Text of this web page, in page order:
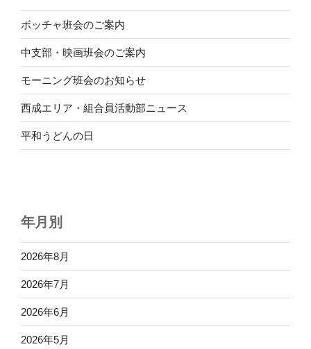
ボッチャ班会のご案内
中支部・映画班会のご案内
モーニング班会のお知らせ
西成エリア・組合員活動部ニュース
平和うどんの日
年月別
2026年8月
2026年7月
2026年6月
2026年5月